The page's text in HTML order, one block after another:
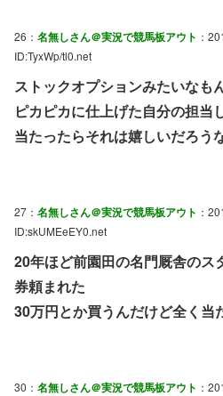
26： 名無しさん＠実況で競馬板アウト ：
ID:TyxWp/tl0.net
ストックオプションみたいなも
ピカピカに仕上げた自分の担当
当たったらそれは嬉しいだろう
27： 名無しさん＠実況で競馬板アウト ：
ID:skUMEeEY0.net
20年ほど前園田の名門厩舎のス
券頼まれた
30万円とか買うんだけど全く当
30： 名無しさん＠実況で競馬板アウト ：